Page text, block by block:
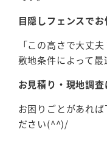
目隠しフェンスで
「この高さで大丈
敷地条件によって最
お見積り・現地調査
お困りごとがあれ
ださい(^^)/